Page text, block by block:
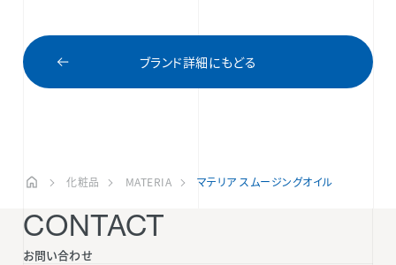
ブランド詳細にもどる
化粧品 MATERIA マテリア スムージングオイル
CONTACT
お問い合わせ